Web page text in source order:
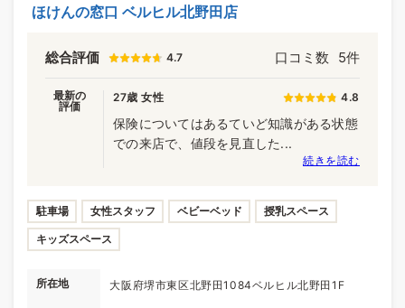
ほけんの窓口 ベルヒル北野田店
総合評価 4.7 口コミ数 5件
最新の
評価
27歳 女性 4.8
保険についてはあるていど知識がある状態
での来店で、値段を見直した...
続きを読む
駐車場 女性スタッフ ベビーベッド 授乳スペース
キッズスペース
所在地 大阪府堺市東区北野田1084ベルヒル北野田1F